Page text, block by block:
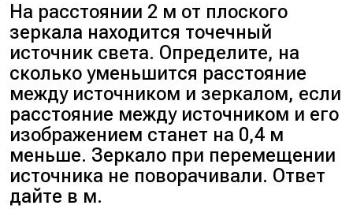
На расстоянии 2 м от плоского
зеркала находится точечный
источник света. Определите, на
сколько уменьшится расстояние
между источником и зеркалом, если
расстояние между источником и его
изображением станет на 0,4 м
меньше. Зеркало при перемещении
источника не поворачивали. Ответ
дайте в м.